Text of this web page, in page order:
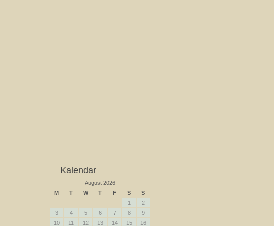
Kalendar
August 2026
M
T W T F S S
1
2
3
4 5 6 7 8
9
10
11 12 13 14 15
16